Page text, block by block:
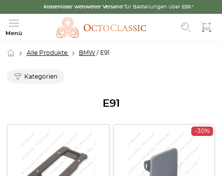
Kostenloser weltweiter Versand für Bestellungen über £99.*
Menü
Alle Produkte BMW / E91
Kategorien
E91
-30%